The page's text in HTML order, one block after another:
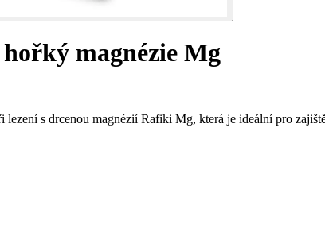
magnézie Mg
s drcenou magnézií Rafiki Mg, která je ideální pro